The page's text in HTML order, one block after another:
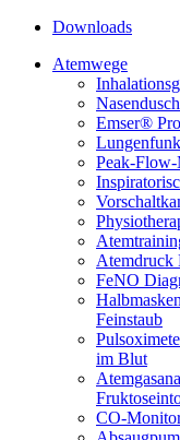
Downloads
Atemwege
Emser®
Peak-
Atemdruck
FeNO
Feinstaub
im Blut
CO-